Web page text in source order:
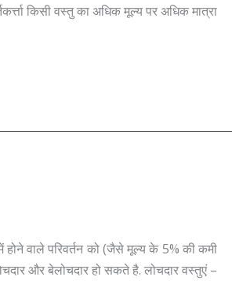
किसी वस्तु का अधिक मूल्य पर अधिक मात्रा
वाले परिवर्तन को (जैसे मूल्य के 5% की कमी
और बेलोचदार हो सकते है. लोचदार वस्तुएं –